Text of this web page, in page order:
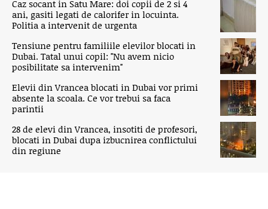
Caz socant in Satu Mare: doi copii de 2 si 4
ani, gasiti legati de calorifer in locuinta.
Politia a intervenit de urgenta
Tensiune pentru familiile elevilor blocati in
Dubai. Tatal unui copil: "Nu avem nicio
posibilitate sa intervenim"
Elevii din Vrancea blocati in Dubai vor primi
absente la scoala. Ce vor trebui sa faca
parintii
28 de elevi din Vrancea, insotiti de profesori,
blocati in Dubai dupa izbucnirea conflictului
din regiune